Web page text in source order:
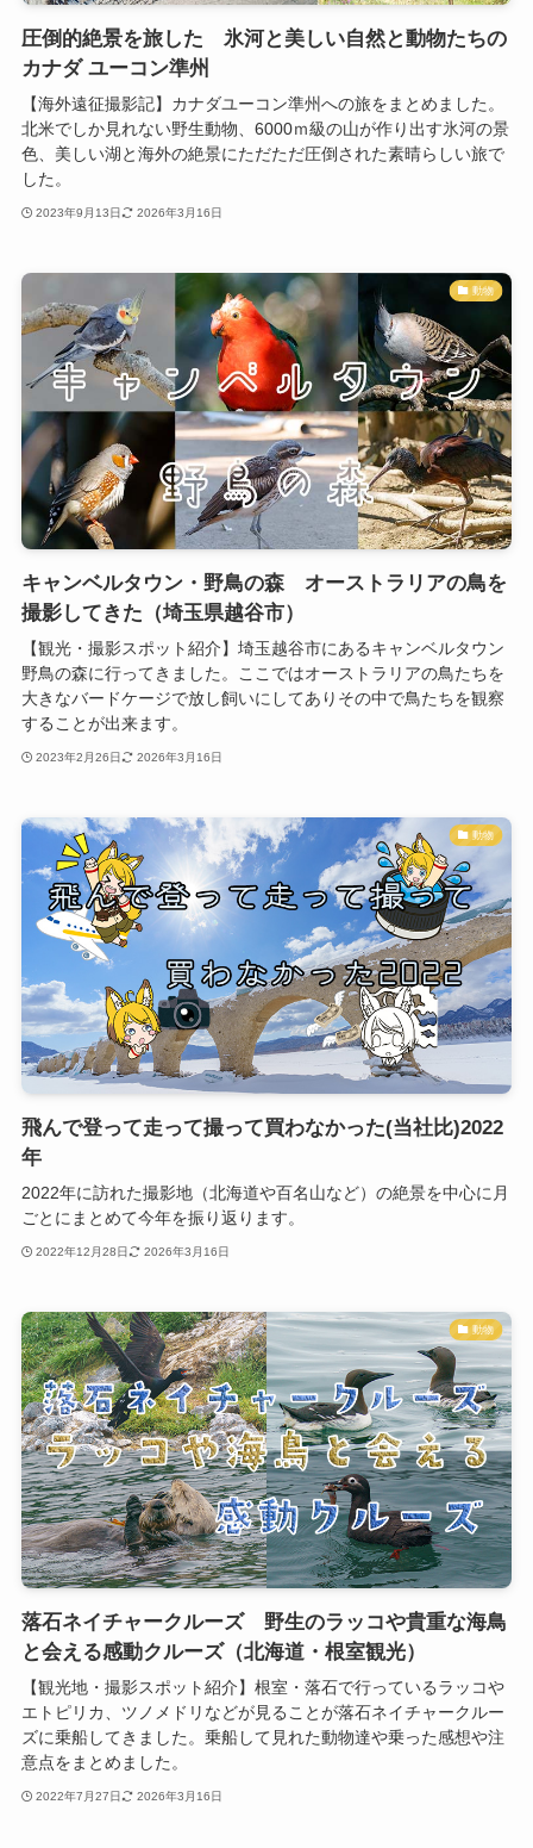
圧倒的絶景を旅した 氷河と美しい自然と動物たちの
カナダ ユーコン準州
【海外遠征撮影記】カナダユーコン準州への旅をまとめました。
北米でしか見れない野生動物、6000ｍ級の山が作り出す氷河の景
色、美しい湖と海外の絶景にただただ圧倒された素晴らしい旅で
した。
2023年9月13日 2026年3月16日
動物
キャンベルタウン・野鳥の森 オーストラリアの鳥を
撮影してきた（埼玉県越谷市）
【観光・撮影スポット紹介】埼玉越谷市にあるキャンベルタウン
野鳥の森に行ってきました。ここではオーストラリアの鳥たちを
大きなバードケージで放し飼いにしてありその中で鳥たちを観察
することが出来ます。
2023年2月26日 2026年3月16日
動物
飛んで登って走って撮って買わなかった(当社比)2022
年
2022年に訪れた撮影地（北海道や百名山など）の絶景を中心に月
ごとにまとめて今年を振り返ります。
2022年12月28日 2026年3月16日
動物
落石ネイチャークルーズ 野生のラッコや貴重な海鳥
と会える感動クルーズ（北海道・根室観光）
【観光地・撮影スポット紹介】根室・落石で行っているラッコや
エトピリカ、ツノメドリなどが見ることが落石ネイチャークルー
ズに乗船してきました。乗船して見れた動物達や乗った感想や注
意点をまとめました。
2022年7月27日 2026年3月16日